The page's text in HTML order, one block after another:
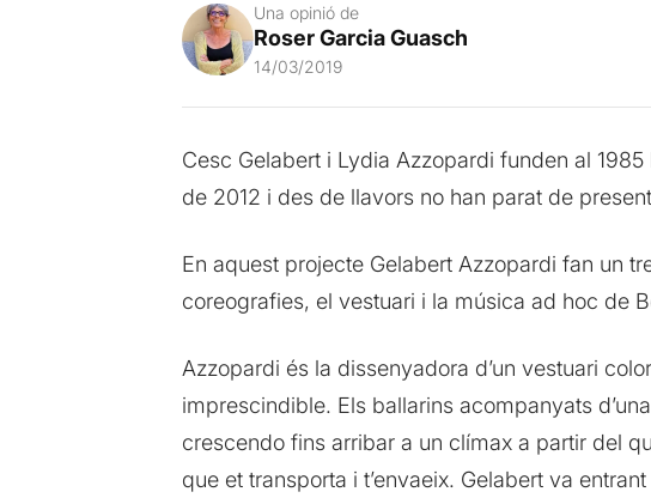
Una opinió de
Roser Garcia Guasch
14/03/2019
Cesc Gelabert i Lydia Azzopardi funden al
de 2012 i des de llavors no han parat de
En aquest projecte Gelabert Azzopardi fan un
coreografies, el vestuari i la música ad hoc de
Azzopardi és la dissenyadora d’un vestuari
imprescindible. Els ballarins acompanyats
crescendo fins arribar a un clímax a partir del
que et transporta i t’envaeix. Gelabert va